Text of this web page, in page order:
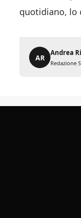
quotidiano, lo
AR
Andrea
Redazione